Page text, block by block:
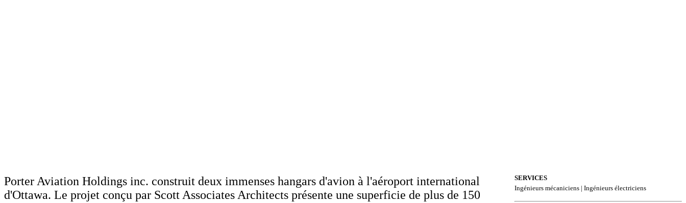
Porter Aviation Holdings inc. construit deux immenses hangars d'avion à l'aéroport international
d'Ottawa. Le projet conçu par Scott Associates Architects présente une superficie de plus de 150
SERVICES
Ingénieurs mécaniciens | Ingénieurs électriciens